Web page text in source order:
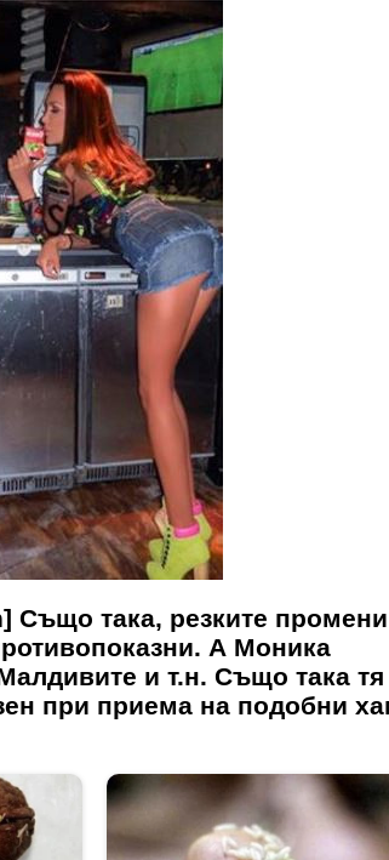
така, резките
А Моника
и т.н. Също така тя
при приема на подобни